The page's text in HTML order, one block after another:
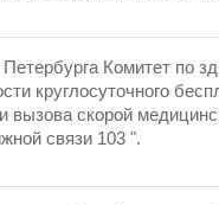
Комитет по
круглосуточного
вызова скорой
связи 103 ".